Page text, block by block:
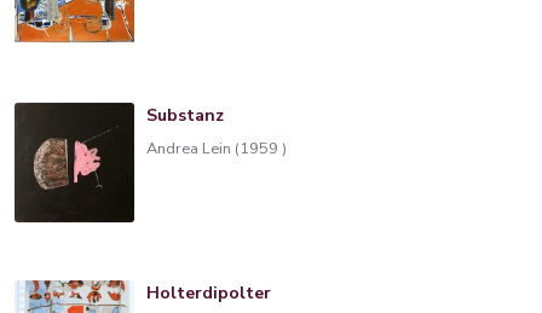
Substanz
Andrea Lein (1959 )
Holterdipolter